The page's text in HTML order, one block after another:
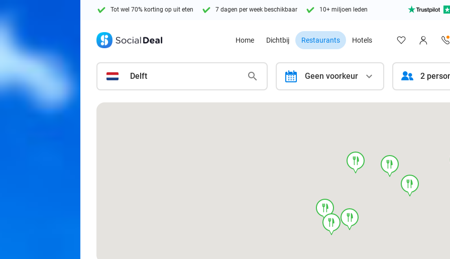
Tot wel 70% korting op uit eten 7 dagen per week beschikbaar 10+ miljoen leden
Home Dichtbij Restaurants Hotels
Delft calendar Geen voorkeur 2
food
food
food
food
food
food